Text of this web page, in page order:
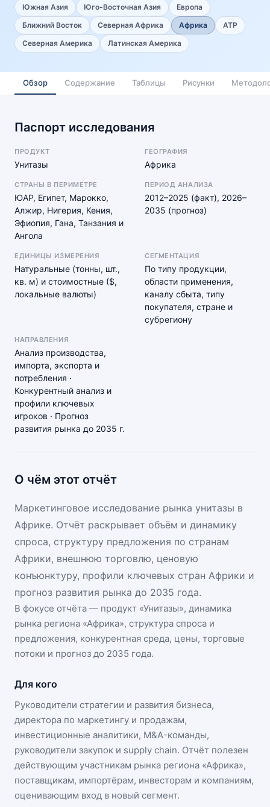
Южная Азия
Юго-Восточная Азия
Европа
Ближний Восток
Северная Африка Африка
АТР
Северная Америка
Латинская Америка
Обзор Содержание Таблицы Рисунки
Паспорт исследования
ПРОДУКТ
Унитазы
ГЕОГРАФИЯ
Африка
СТРАНЫ В ПЕРИМЕТРЕ
ЮАР, Египет, Марокко,
Алжир, Нигерия, Кения,
Эфиопия, Гана, Танзания и
Ангола
ПЕРИОД АНАЛИЗА
2012–2025 (факт), 2026–
2035 (прогноз)
ЕДИНИЦЫ ИЗМЕРЕНИЯ
Натуральные (тонны, шт.,
кв. м) и стоимостные ($,
локальные валюты)
СЕГМЕНТАЦИЯ
По типу продукции,
области применения,
каналу сбыта, типу
покупателя, стране и
субрегиону
НАПРАВЛЕНИЯ
Анализ производства,
импорта, экспорта и
потребления ·
Конкурентный анализ и
профили ключевых
игроков · Прогноз
развития рынка до 2035 г.
О чём этот отчёт
Маркетинговое исследование рынка унитазы в
Африке. Отчёт раскрывает объём и динамику
спроса, структуру предложения по странам
Африки, внешнюю торговлю, ценовую
конъюнктуру, профили ключевых стран Африки и
прогноз развития рынка до 2035 года.
В фокусе отчёта — продукт «Унитазы», динамика
рынка региона «Африка», структура спроса и
предложения, конкурентная среда, цены, торговые
потоки и прогноз до 2035 года.
Для кого
Руководители стратегии и развития бизнеса,
директора по маркетингу и продажам,
инвестиционные аналитики, M&A-команды,
руководители закупок и supply chain. Отчёт полезен
действующим участникам рынка региона «Африка»,
поставщикам, импортёрам, инвесторам и компаниям,
оценивающим вход в новый сегмент.